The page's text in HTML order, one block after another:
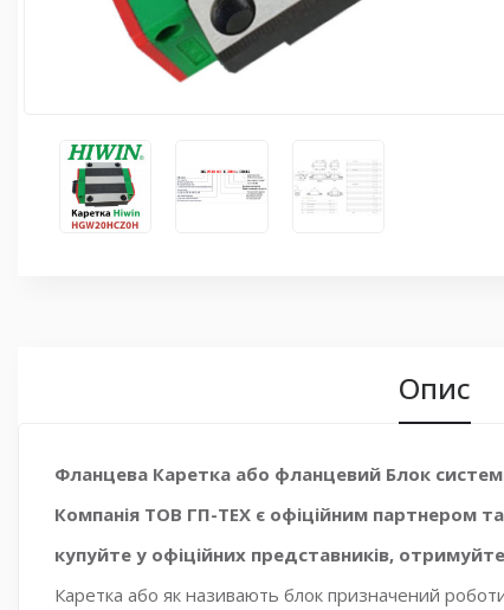
Опис
Фланцева Каретка або фланцевий Блок
Компанія ТОВ ГП-ТЕХ є офіційним партнером
купуйте у офіційних представників,
Каретка або як називають блок призначений